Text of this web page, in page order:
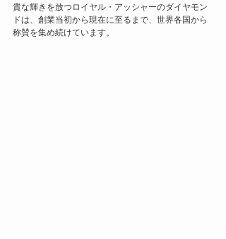
貴な輝きを放つロイヤル・アッシャーのダイヤモン
ドは、創業当初から現在に至るまで、世界各国から
称賛を集め続けています。